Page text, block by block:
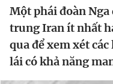
Video
Sản phẩm khác
Một phái đoàn Nga
trung Iran ít nhất
qua để xem xét
lái có khả năng